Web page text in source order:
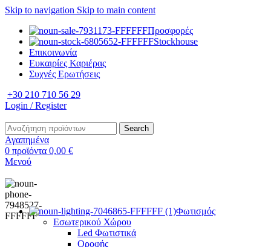
Skip to navigation Skip to main content
Προσφορές
Stockhouse
Επικοινωνία
Ευκαιρίες Καριέρας
Συχνές Ερωτήσεις
+30 210 710 56 29
Login / Register
Search
Αγαπημένα
0 προϊόντα 0,00 €
Μενού
Φωτισμός
Εσωτερικού Χώρου
Led Φωτιστικά
Οροφής